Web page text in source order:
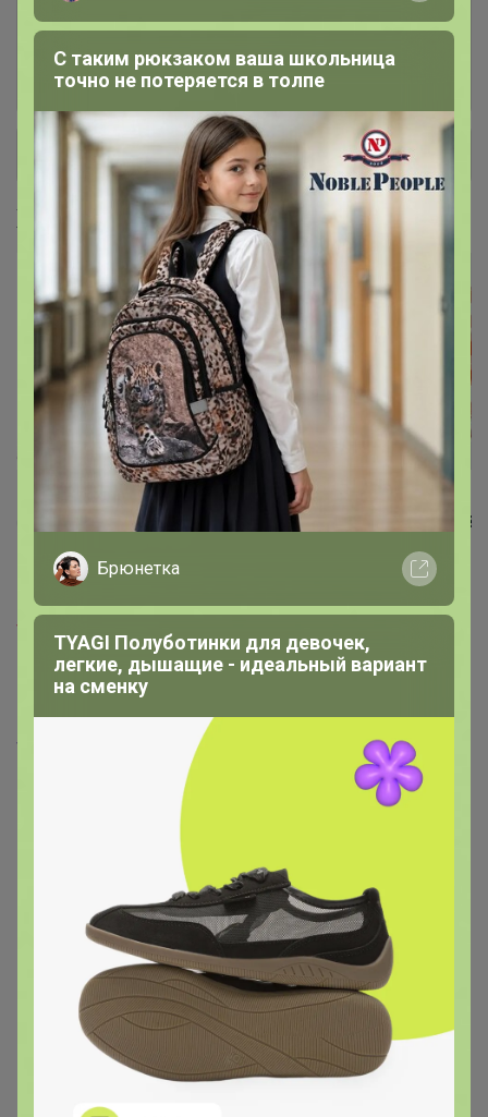
АРОМАТИЗАТОРЫ,
ОСВЕЖИТЕЛИ
+ Ещё 61 каталог
Хиты продаж
Крышка закаточная металл
4,95р
Крышка винтовая 82(станд)
Минимальный заказ от одного
участника 100 рублей
Самостоятельно отслеживайте
цены и наличие на сайте. Сайт
указан выше , после каталогов)).
После стопа претензии связанные с
ростом цены не принимаю!
Сверяйте до фиксации заказов
наличие по сайту самостоятельно,
оно хоть и примерно, но
сориентироваться можно. Если у
Вас подтвердиться одна - две
позиции Вы их обязаны оплатить,
не зависимо от того куда поедет
С таким рюкзаком ваша школьница
точно не потеряется в толпе
Брюнетка
TYAGI Полуботинки для девочек,
легкие, дышащие - идеальный вариант
на сменку